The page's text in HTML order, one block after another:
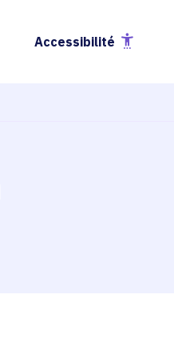
Accessibilité